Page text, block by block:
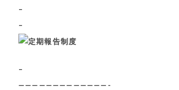
–
–
–
—————————————-